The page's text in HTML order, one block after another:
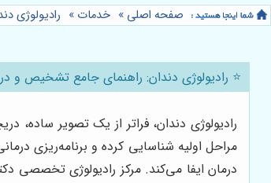
صفحه اصلی » خدمات » رادیولوژی
⭐️ رادیولوژی دندان: راهنمای جامع تشخیص و
رادیولوژی دندان، فراتر از یک تصویر
مراحل اولیه شناسایی کرده و برنامه‌ریزی
درمان ایفا می‌کند. مرکز رادیولوژی تخصصی